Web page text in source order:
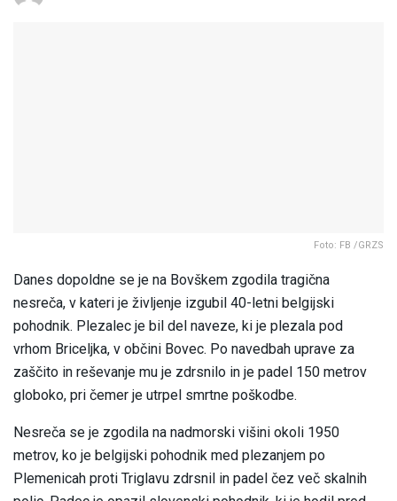
Foto: FB /GRZS
Danes dopoldne se je na Bovškem zgodila tragična
nesreča, v kateri je življenje izgubil 40-letni belgijski
pohodnik. Plezalec je bil del naveze, ki je plezala pod
vrhom Briceljka, v občini Bovec. Po navedbah uprave za
zaščito in reševanje mu je zdrsnilo in je padel 150 metrov
globoko, pri čemer je utrpel smrtne poškodbe.
Nesreča se je zgodila na nadmorski višini okoli 1950
metrov, ko je belgijski pohodnik med plezanjem po
Plemenicah proti Triglavu zdrsnil in padel čez več skalnih